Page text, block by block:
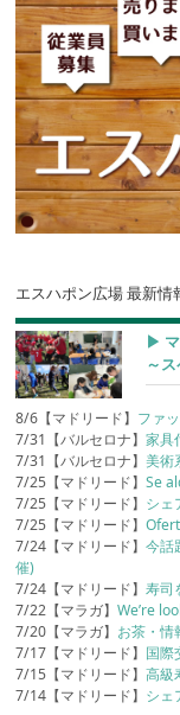
エスハポン広場 最新情
▶︎
～
8/6【マドリード】 ファ
7/31【バルセロナ】家具
7/31【バルセロナ】美術
7/25【マドリード】Se
7/25【マドリード】 シェ
7/25【マドリード】
7/24【マドリード】今話
催)
7/24【マドリード】寿司
7/22【マラガ】We’re
7/20【マラガ】 お茶・情
7/17【マドリード】 国際
7/15【マドリード】高級
7/14【マドリード】 シェ